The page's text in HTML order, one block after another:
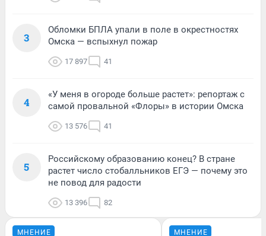
3
Обломки БПЛА упали в поле в окрестностях
Омска — вспыхнул пожар
17 897 41
4
«У меня в огороде больше растет»: репортаж с
самой провальной «Флоры» в истории Омска
13 576 41
5
Российскому образованию конец? В стране
растет число стобалльников ЕГЭ — почему это
не повод для радости
13 396 82
МНЕНИЕ МНЕНИЕ